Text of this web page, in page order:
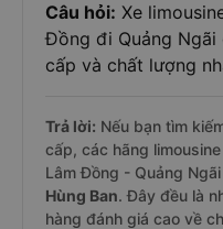
Câu hỏi: Xe
Đồng đi Quảng
cấp và chất lượng
Trả lời: Nếu bạn tìm
cấp, các hãng
Lâm Đồng - Quảng Ngãi
Hùng Ban. Đây đều là
hàng đánh giá cao về